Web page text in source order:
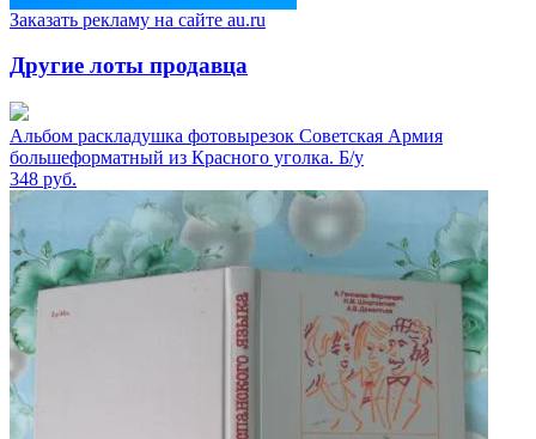
Заказать рекламу на сайте au.ru
Другие лоты продавца
Альбом раскладушка фотовырезок Советская Армия
большеформатный из Красного уголка. Б/у
348 руб.